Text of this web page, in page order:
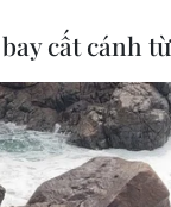
#Bộ Tài
NĐ-CP
NĐ-CP
cất cánh